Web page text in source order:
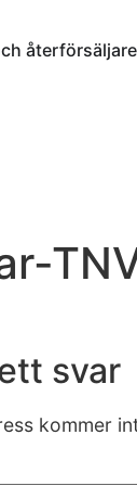
återförsäljare
svar
kommer